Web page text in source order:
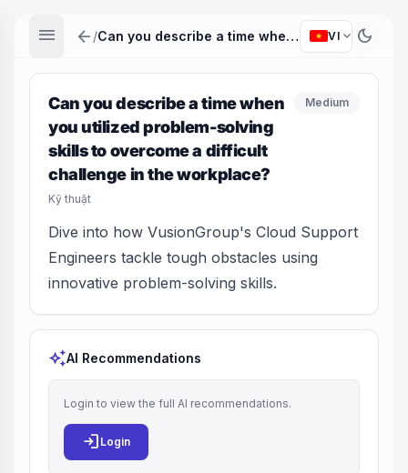
menu arrow_back / Can you describe a time when you utilized problem-solving skills to overcome a difficult challenge in the workplace? VI expand_more dark_mode
Can you describe a time when
you utilized problem-solving
skills to overcome a difficult
challenge in the workplace?
Kỹ thuật
Medium
Dive into how VusionGroup's Cloud Support
Engineers tackle tough obstacles using
innovative problem-solving skills.
auto_awesomeAI Recommendations
Login to view the full AI recommendations.
login Login